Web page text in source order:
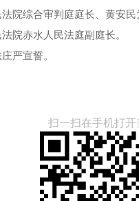
院综合审判庭庭长、黄安
院赤水人民法庭副庭长。
严宣誓。
扫一扫在手机打开